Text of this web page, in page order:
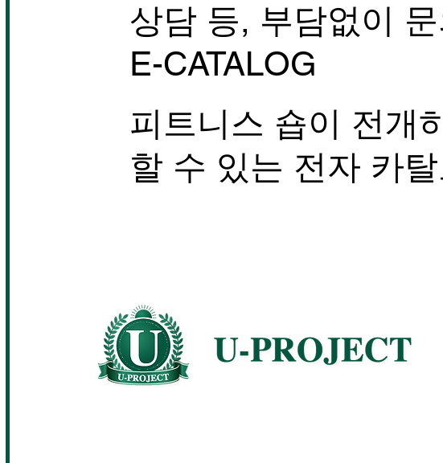
상담 등, 부담없이
E-CATALOG
피트니스 숍이 전개
할 수 있는 전자 카